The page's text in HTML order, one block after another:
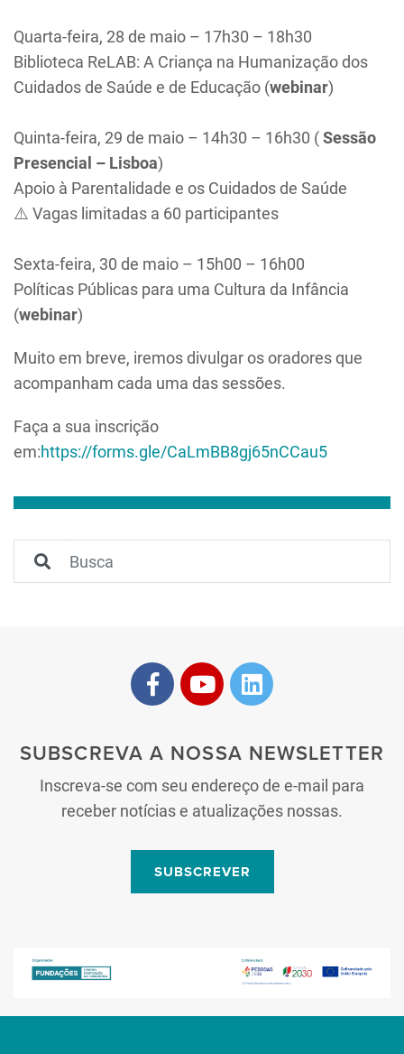
Quarta-feira, 28 de maio – 17h30 – 18h30
Biblioteca ReLAB: A Criança na Humanização dos
Cuidados de Saúde e de Educação (webinar)
Quinta-feira, 29 de maio – 14h30 – 16h30 (Sessão
Presencial – Lisboa)
Apoio à Parentalidade e os Cuidados de Saúde
⚠️ Vagas limitadas a 60 participantes
Sexta-feira, 30 de maio – 15h00 – 16h00
Políticas Públicas para uma Cultura da Infância
(webinar)
Muito em breve, iremos divulgar os oradores que
acompanham cada uma das sessões.
Faça a sua inscrição
em:https://forms.gle/CaLmBB8gj65nCCau5
SUBSCREVA A NOSSA NEWSLETTER
Inscreva-se com seu endereço de e-mail para
receber notícias e atualizações nossas.
SUBSCREVER